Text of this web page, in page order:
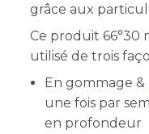
grâce aux
Ce produit 66°30
utilisé de trois
En gommage
une fois par
en profondeur